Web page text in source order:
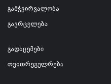
გამჭვირვალობა
გავრცელება
გადაცემები
თვითრეგულრება